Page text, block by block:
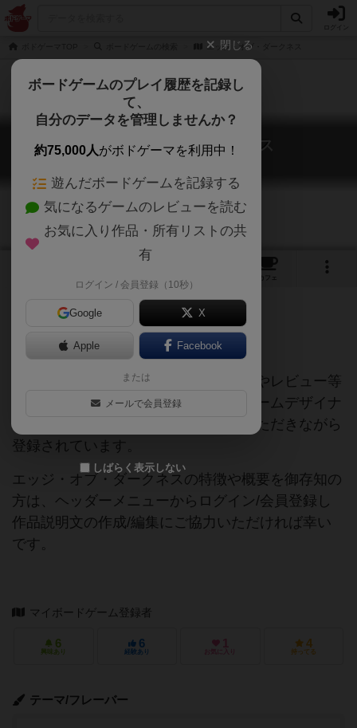
エッジ・オブ・ダークネス
エッジ・オブ・ダークネス
Edge of Darkness
カフェ
ご協力ください
当サイトに掲載されている作品説明文やレビュー等
の情報は、ボドゲーマ運営事務局・ゲームデザイナ
ーご本人様・有志の皆様にご協力をいただきながら
登録されています。
エッジ・オブ・ダークネスの特徴や概要を御存知の
方は、ヘッダーメニューからログイン/会員登録し
作品説明文の作成/編集にご協力いただければ幸い
です。
マイボードゲーム登録者
6
興味あり
6
経験あり
1
お気に入り
4
持ってる
テーマ/フレーバー
閉じる
ボードゲームのプレイ履歴を記録し
て、
自分のデータを管理しませんか？
約75,000人がボドゲーマを利用中！
遊んだボードゲームを記録する
気になるゲームのレビューを読む
お気に入り作品・所有リストの共
有
ログイン / 会員登録（10秒）
Google X
Apple Facebook
または
メールで会員登録
しばらく表示しない